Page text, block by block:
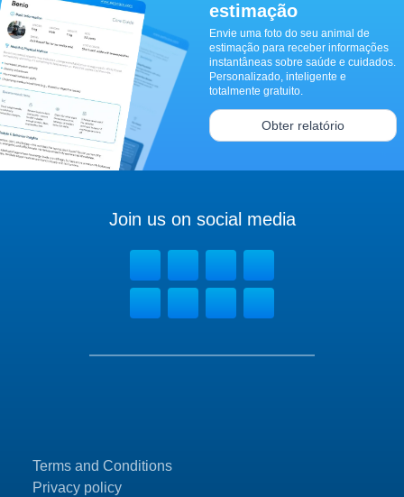
estimação
Envie uma foto do seu animal de
estimação para receber informações
instantâneas sobre saúde e cuidados.
Personalizado, inteligente e
totalmente gratuito.
Obter relatório
Terms and Conditions
Privacy policy
Join us on social media